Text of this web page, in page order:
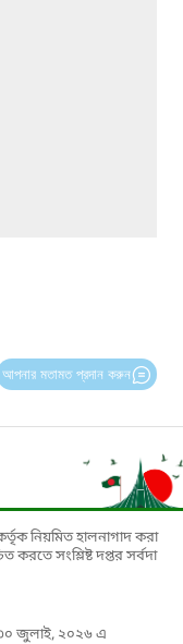
আপনার মতামত প্রদান করুন
নিয়মিত হালনাগাদ করা
করতে সংশ্লিষ্ট দপ্তর সর্বদা
৩০ জুলাই, ২০২৬ এ